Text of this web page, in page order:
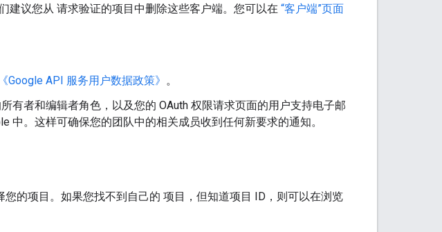
建议您从 请求验证的项目中删除这些客户端。您可以在 “客户端”页面
《Google API 服务用户数据政策》 。
有者和编辑者角色，以及您的 OAuth 权限请求页面的用户支持电子邮
中。这样可确保您的团队中的相关成员收到任何新要求的通知。
您的项目。如果您找不到自己的 项目，但知道项目 ID，则可以在浏览